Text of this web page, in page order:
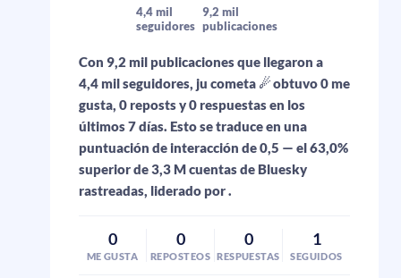
4,4 mil
seguidores
9,2 mil
publicaciones
Con 9,2 mil publicaciones que llegaron a
4,4 mil seguidores, ju cometa ☄ obtuvo 0 me
gusta, 0 reposts y 0 respuestas en los
últimos 7 días. Esto se traduce en una
puntuación de interacción de 0,5 — el 63,0%
superior de 3,3 M cuentas de Bluesky
rastreadas, liderado por .
0
ME GUSTA
0
REPOSTEOS
0
RESPUESTAS
1
SEGUIDOS